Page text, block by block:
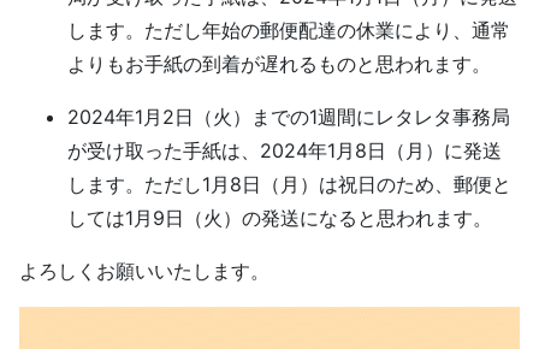
します。ただし年始の郵便配達の休業により、通常
よりもお手紙の到着が遅れるものと思われます。
2024年1月2日（火）までの1週間にレタレタ事務局
が受け取った手紙は、2024年1月8日（月）に発送
します。ただし1月8日（月）は祝日のため、郵便と
しては1月9日（火）の発送になると思われます。
よろしくお願いいたします。